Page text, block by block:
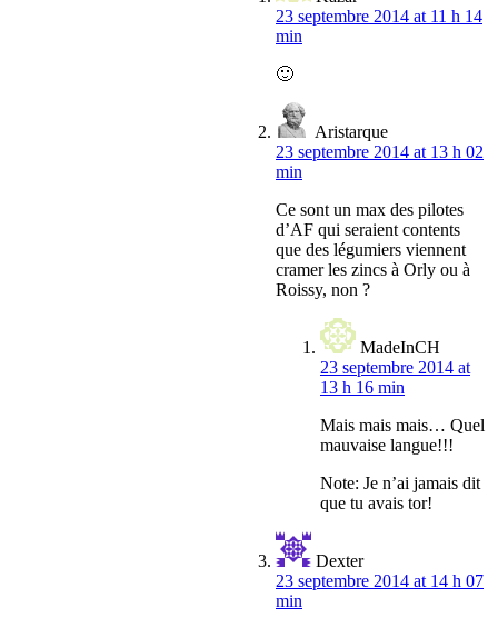
23 septembre 2014 at 11 h 14
min
🙂
Aristarque
23 septembre 2014 at 13 h 02
min
Ce sont un max des pilotes
d’AF qui seraient contents
que des légumiers viennent
cramer les zincs à Orly ou à
Roissy, non ?
MadeInCH
23 septembre 2014 at
13 h 16 min
Mais mais mais… Quel
mauvaise langue!!!
Note: Je n’ai jamais dit
que tu avais tor!
Dexter
23 septembre 2014 at 14 h 07
min